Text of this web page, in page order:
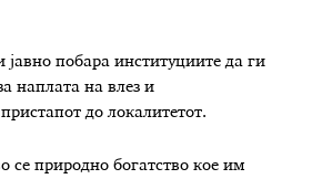
јавно побара институциите да ги
наплата на влез и
до локалитетот.
се природно богатство кое им